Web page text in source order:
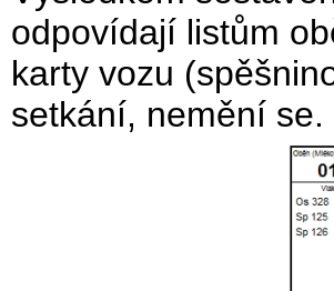
odpovídají listům
karty vozu
setkání, nemění se.